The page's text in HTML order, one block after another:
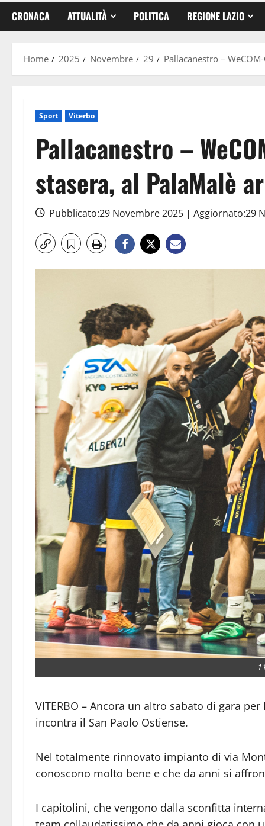
CRONACA ATTUALITÀ POLITICA REGIONE LAZIO
Home 2025 Novembre 29 Pallacanestro –
Sport Viterbo
Pallacanestro –
stasera, al PalaMalè
Pubblicato:29 Novembre 2025 | Aggiornato:29
VITERBO – Ancora un altro sabato di gara
incontra il San Paolo Ostiense.
Nel totalmente rinnovato impianto di via
conoscono molto bene e che da anni si
I capitolini, che vengono dalla sconfitta